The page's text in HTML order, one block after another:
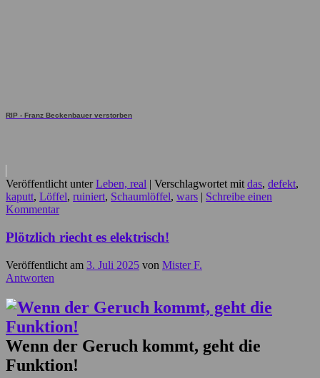
RIP - Franz Beckenbauer verstorben
Veröffentlicht unter Leben, real | Verschlagwortet mit das, defekt,
kaputt, Löffel, ruiniert, Schaumlöffel, wars | Schreibe einen
Kommentar
Plötzlich riecht es elektrisch!
Veröffentlicht am 3. Juli 2025 von Mister F.
Antworten
Wenn der Geruch kommt, geht die
Funktion!